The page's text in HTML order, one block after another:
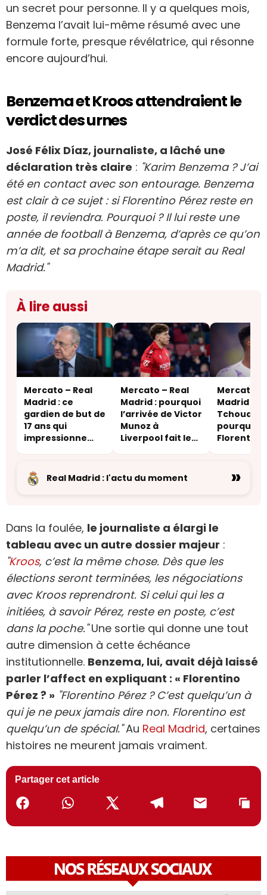
un secret pour personne. Il y a quelques mois,
Benzema l’avait lui-même résumé avec une
formule forte, presque révélatrice, qui résonne
encore aujourd’hui.
Benzema et Kroos attendraient le
verdict des urnes
José Félix Díaz, journaliste, a lâché une
déclaration très claire : "Karim Benzema ? J’ai
été en contact avec son entourage. Benzema
est clair à ce sujet : si Florentino Pérez reste en
poste, il reviendra. Pourquoi ? Il lui reste une
année de football à Benzema, d’après ce qu’on
m’a dit, et sa prochaine étape serait au Real
Madrid."
À lire aussi
Mercato – Real
Madrid : ce
gardien de but de
17 ans qui
impressionne
Mercato – Real
Madrid : pourquoi
l’arrivée de Victor
Munoz à
Liverpool fait les
Mercato –
Madrid :
pourquoi
Florentino
Real Madrid : l'actu du moment
»
Dans la foulée, le journaliste a élargi le
tableau avec un autre dossier majeur :
"Kroos, c’est la même chose. Dès que les
élections seront terminées, les négociations
avec Kroos reprendront. Si celui qui les a
initiées, à savoir Pérez, reste en poste, c’est
dans la poche."Une sortie qui donne une tout
autre dimension à cette échéance
institutionnelle. Benzema, lui, avait déjà laissé
parler l’affect en expliquant : « Florentino
Pérez ? » "Florentino Pérez ? C’est quelqu’un à
qui je ne peux jamais dire non. Florentino est
quelqu’un de spécial."Au Real Madrid, certaines
histoires ne meurent jamais vraiment.
Partager cet article